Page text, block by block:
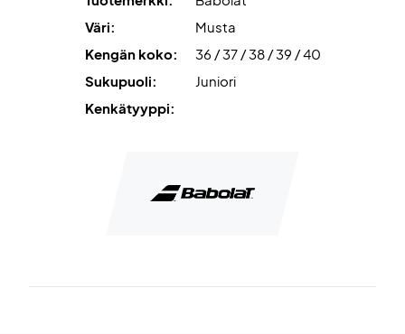
Kenkä on valmistettu laadukkaista materiaaleista, ja siinä on
tyylikäs muotoilu upeissa väreissä.
Väri: Musta, jossa on punaisia ja valkoisia yksityiskohtia.
Sopii erityisesti massakentille.
Väri:
Musta
Kengän koko:
36 / 37 / 38 / 39 / 40
Sukupuoli:
Juniori
Kenkätyyppi: